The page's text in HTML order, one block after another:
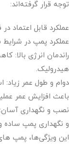
توجه قرار گرفته‌اند:
عملکرد قابل اعتماد
عملکرد پمپ در شرایط
راندمان انرژی
هیدرولیک.
دوام و طول عمر زیاد:
باعث افزایش عمر
نصب و نگهداری
و نگهداری پمپ ساده